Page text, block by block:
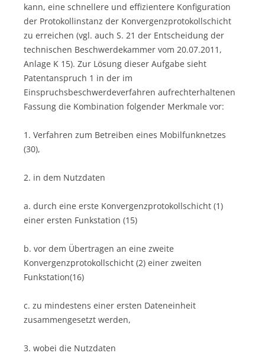
kann, eine schnellere und effizientere Konfiguration
der Protokollinstanz der Konvergenzprotokollschicht
zu erreichen (vgl. auch S. 21 der Entscheidung der
technischen Beschwerdekammer vom 20.07.2011,
Anlage K 15). Zur Lösung dieser Aufgabe sieht
Patentanspruch 1 in der im
Einspruchsbeschwerdeverfahren aufrechterhaltenen
Fassung die Kombination folgender Merkmale vor:
1. Verfahren zum Betreiben eines Mobilfunknetzes
(30),
2. in dem Nutzdaten
a. durch eine erste Konvergenzprotokollschicht (1)
einer ersten Funkstation (15)
b. vor dem Übertragen an eine zweite
Konvergenzprotokollschicht (2) einer zweiten
Funkstation(16)
c. zu mindestens einer ersten Dateneinheit
zusammengesetzt werden,
3. wobei die Nutzdaten